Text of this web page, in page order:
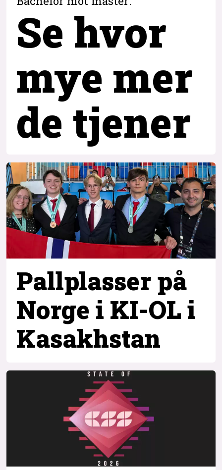
Se hvor
mye mer
de tjener
Pallplasser på
Norge i KI-OL i
Kasakhstan